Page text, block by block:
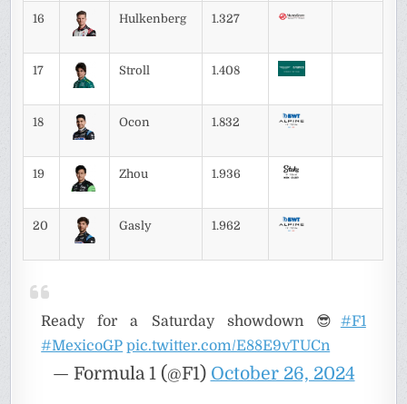
16 Hulkenberg 1.327
17 Stroll 1.408
18 Ocon 1.832
19 Zhou 1.936
20 Gasly 1.962
Ready for a Saturday showdown 😎 #F1
#MexicoGP pic.twitter.com/E88E9vTUCn
— Formula 1 (@F1) October 26, 2024